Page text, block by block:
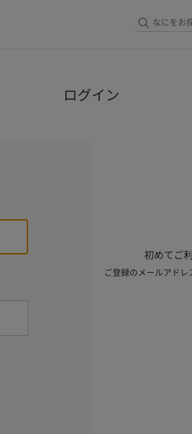
ログイン
初めてご
ご登録のメールアド